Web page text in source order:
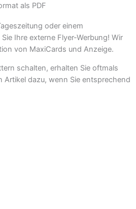
als PDF
oder einem
Ihre externe Flyer-Werbung! Wir
von MaxiCards und Anzeige.
schalten, erhalten Sie oftmals
Artikel dazu, wenn Sie entsprechend